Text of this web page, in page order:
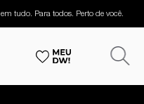
em tudo. Para todos. Perto de você.